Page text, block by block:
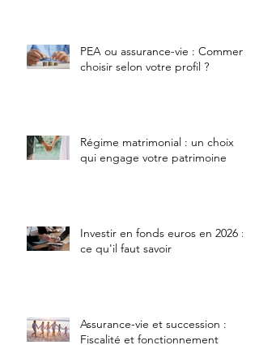
PEA ou assurance-vie : Comment
choisir selon votre profil ?
Régime matrimonial : un choix
qui engage votre patrimoine
Investir en fonds euros en 2026 :
ce qu'il faut savoir
Assurance-vie et succession :
Fiscalité et fonctionnement